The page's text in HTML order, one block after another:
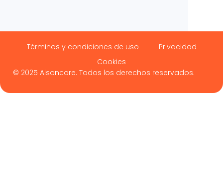
© 2025 Aisoncore. Todos los derechos reservados.
Términos y condiciones de uso
Privacidad
Cookies